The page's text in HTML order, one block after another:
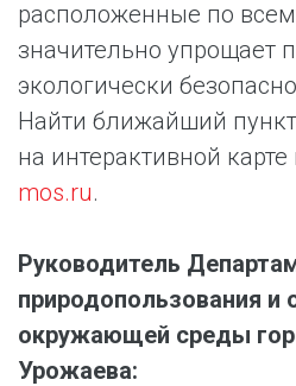
расположенные по
значительно упрощает
экологически
Найти ближайший
на интерактивной карте
mos.ru.
Руководитель
природопользования и
окружающей среды
Урожаева: